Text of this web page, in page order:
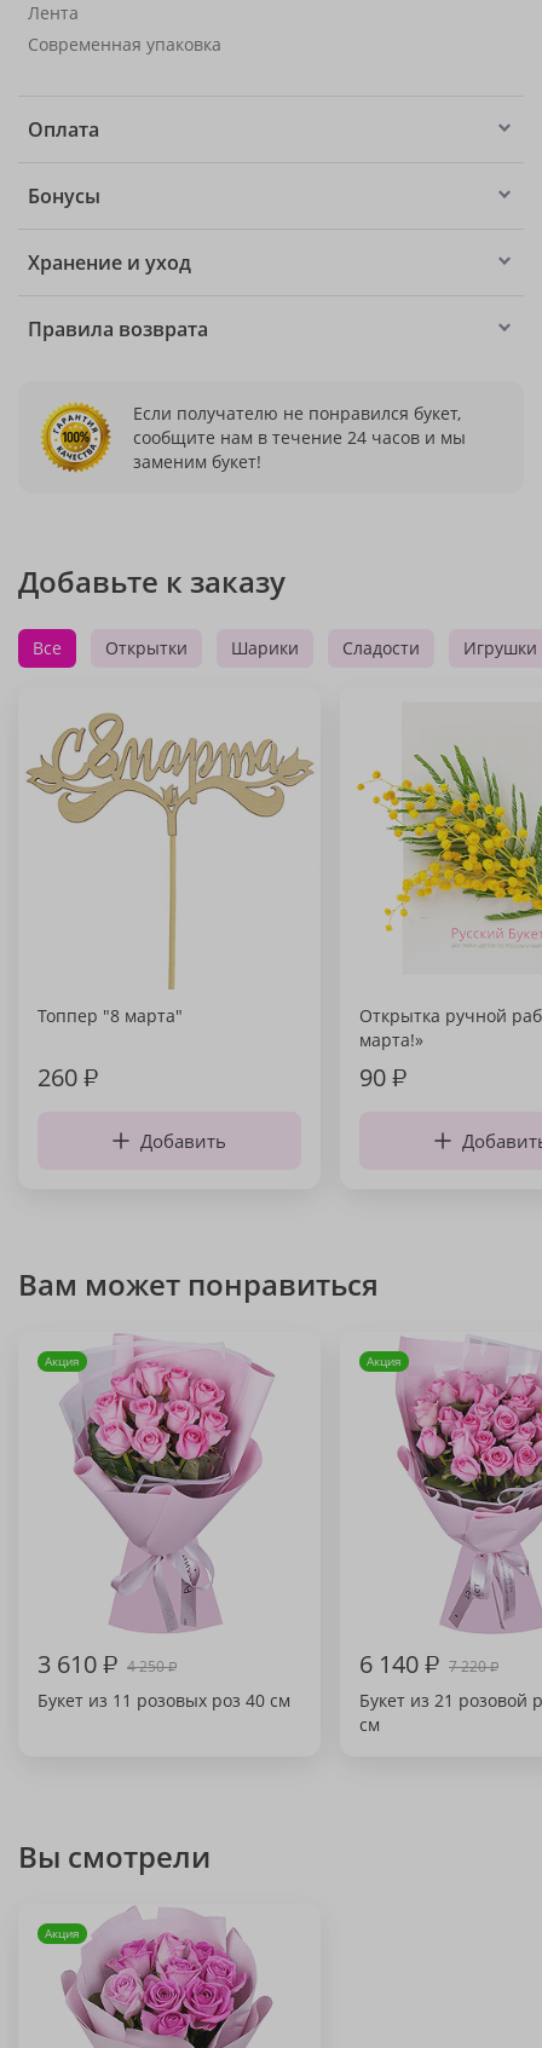
Лента
Современная упаковка
Оплата
Бонусы
Хранение и уход
Правила возврата
Если получателю не понравился букет,
сообщите нам в течение 24 часов и мы
заменим букет!
Добавьте к заказу
Все Открытки Шарики Сладости Игрушки
Топпер "8 марта"
260₽
Добавить
Открытка ручной
марта!»
90₽
Вам может понравиться
Акция
3 610₽ 4 250₽
Букет из 11 розовых роз 40 см
Акция
6 140₽ 7 220₽
Букет из 21 розовой
см
Вы смотрели
Акция